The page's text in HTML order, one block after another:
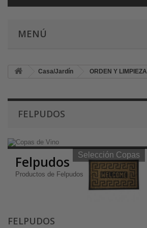
MENÚ
Casa/Jardín ORDEN Y LIMPIEZA
FELPUDOS
Selección Copas de Vino y Champagne
Selección Copas
Felpudos
Productos de Felpudos
FELPUDOS